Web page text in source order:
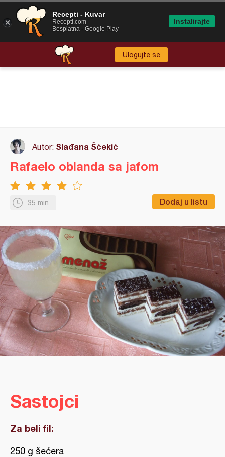
Ulogujte se
Autor: Slađana Šćekić
35 min Dodaj u listu
Rafaelo oblanda sa jafom
Sastojci
Za beli fil:
250 g šećera
Recepti - Kuvar
Recepti.com
Besplatna - Google Play
Instalirajte